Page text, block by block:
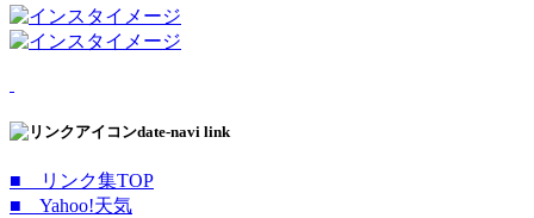
date-navi link
■ リンク集TOP
■ Yahoo!天気